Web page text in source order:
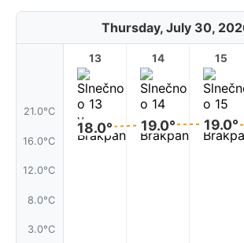
Thursday, July 30,
21.0°C
16.0°C
12.0°C
8.0°C
3.0°C
13
18.0°
14
19.0°
15
19.0°